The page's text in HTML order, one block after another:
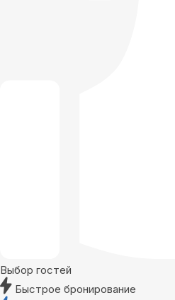
Выбор гостей
Быстрое бронирование